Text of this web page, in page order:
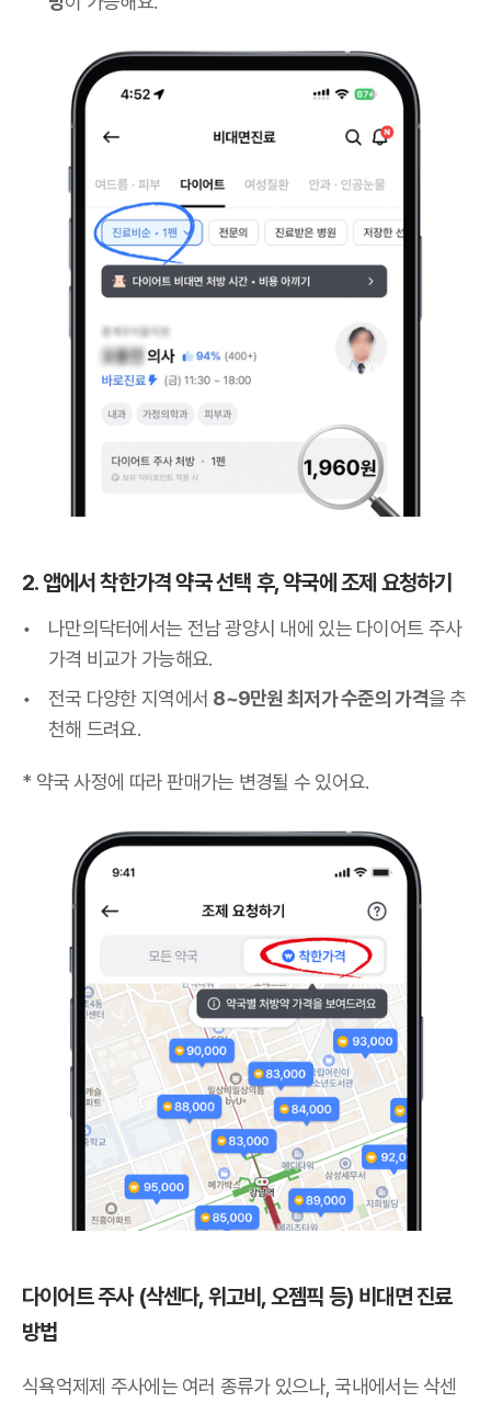
2. 앱에서 착한가격 약국 선택 후, 약국에 조제 요청하기
나만의닥터에서는 전남 광양시 내에 있는 다이어트 주사
가격 비교가 가능해요.
전국 다양한 지역에서 8~9만원 최저가 수준의 가격을 추
천해 드려요.
* 약국 사정에 따라 판매가는 변경될 수 있어요.
다이어트 주사 (삭센다, 위고비, 오젬픽 등) 비대면 진료
방법
식욕억제제 주사에는 여러 종류가 있으나,국내에서는 삭센